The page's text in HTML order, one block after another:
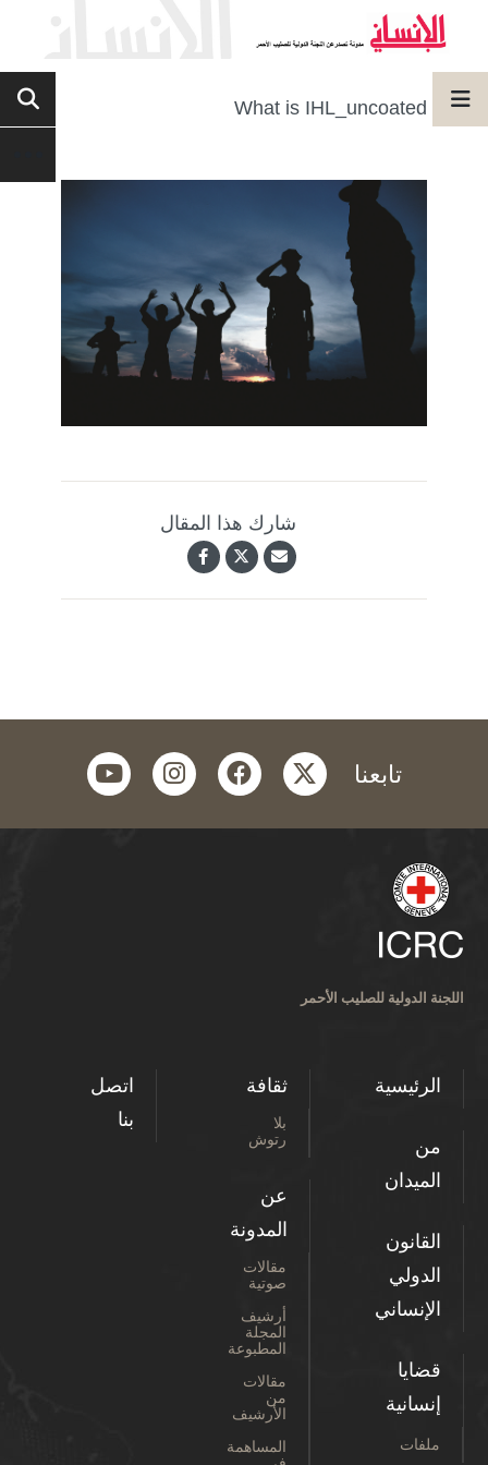
What is IHL_uncoated
شارك هذا المقال
تابعنا twitter
facebook
instagram
youtube
اللجنة الدولية للصليب الأحمر
الرئيسية
من
الميدان
القانون
الدولي
الإنساني
قضايا
إنسانية
ملفات
ثقافة
بلا
رتوش
عن
المدونة
مقالات
صوتية
أرشيف
المجلة
المطبوعة
مقالات
من
الأرشيف
المساهمة
اتصل
بنا